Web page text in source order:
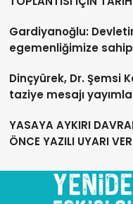
Gardiyanoğlu:
egemenliğimize sahip
Dinçyürek, Dr. Şemsi
taziye mesajı
YASAYA AYKIRI
ÖNCE YAZILI UYARI